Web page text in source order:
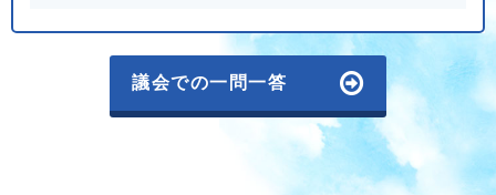
議会での一問一答